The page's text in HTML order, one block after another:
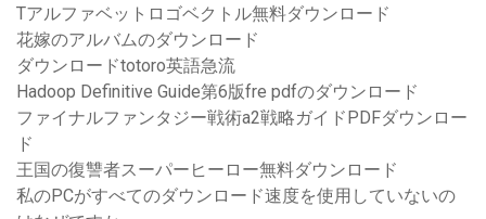
Tアルファベットロゴベクトル無料ダウンロード
花嫁のアルバムのダウンロード
ダウンロードtotoro英語急流
Hadoop Definitive Guide第6版fre pdfのダウンロード
ファイナルファンタジー戦術a2戦略ガイドPDFダウンロー
ド
王国の復讐者スーパーヒーロー無料ダウンロード
私のPCがすべてのダウンロード速度を使用していないの